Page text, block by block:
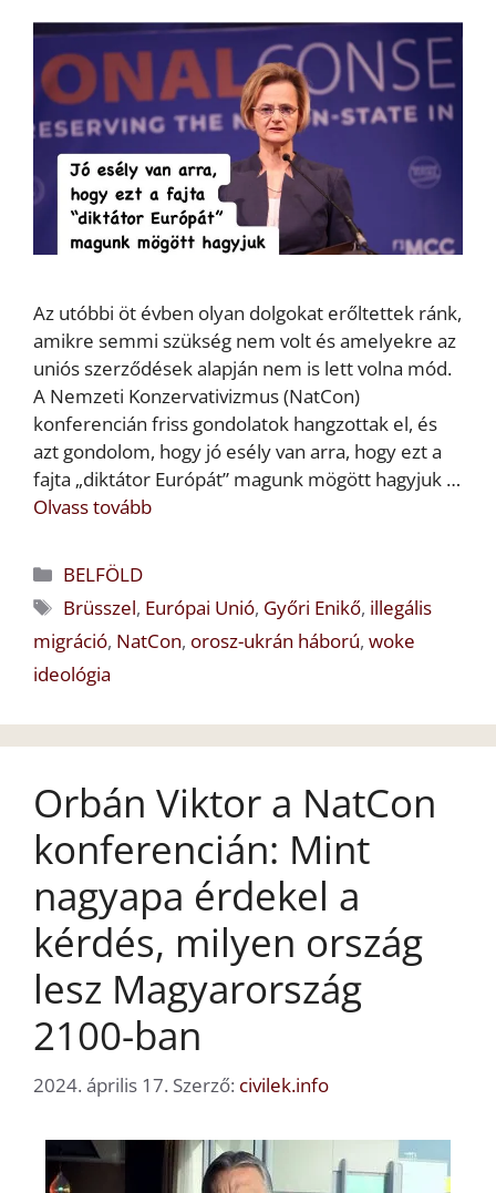
Az utóbbi öt évben olyan dolgokat erőltettek ránk,
amikre semmi szükség nem volt és amelyekre az
uniós szerződések alapján nem is lett volna mód.
A Nemzeti Konzervativizmus (NatCon)
konferencián friss gondolatok hangzottak el, és
azt gondolom, hogy jó esély van arra, hogy ezt a
fajta „diktátor Európát” magunk mögött hagyjuk …
Olvass tovább
Kategória
BELFÖLD
Címkék
Brüsszel, Európai Unió, Győri Enikő, illegális
migráció, NatCon, orosz-ukrán háború, woke
ideológia
Orbán Viktor a NatCon
konferencián: Mint
nagyapa érdekel a
kérdés, milyen ország
lesz Magyarország
2100-ban
2024. április 17. Szerző: civilek.info